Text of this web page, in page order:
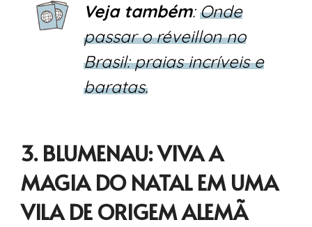
Veja também:Onde
passar o réveillon no
Brasil: praias incríveis e
baratas.
3. BLUMENAU: VIVA A
MAGIA DO NATAL EM UMA
VILA DE ORIGEM ALEMÃ